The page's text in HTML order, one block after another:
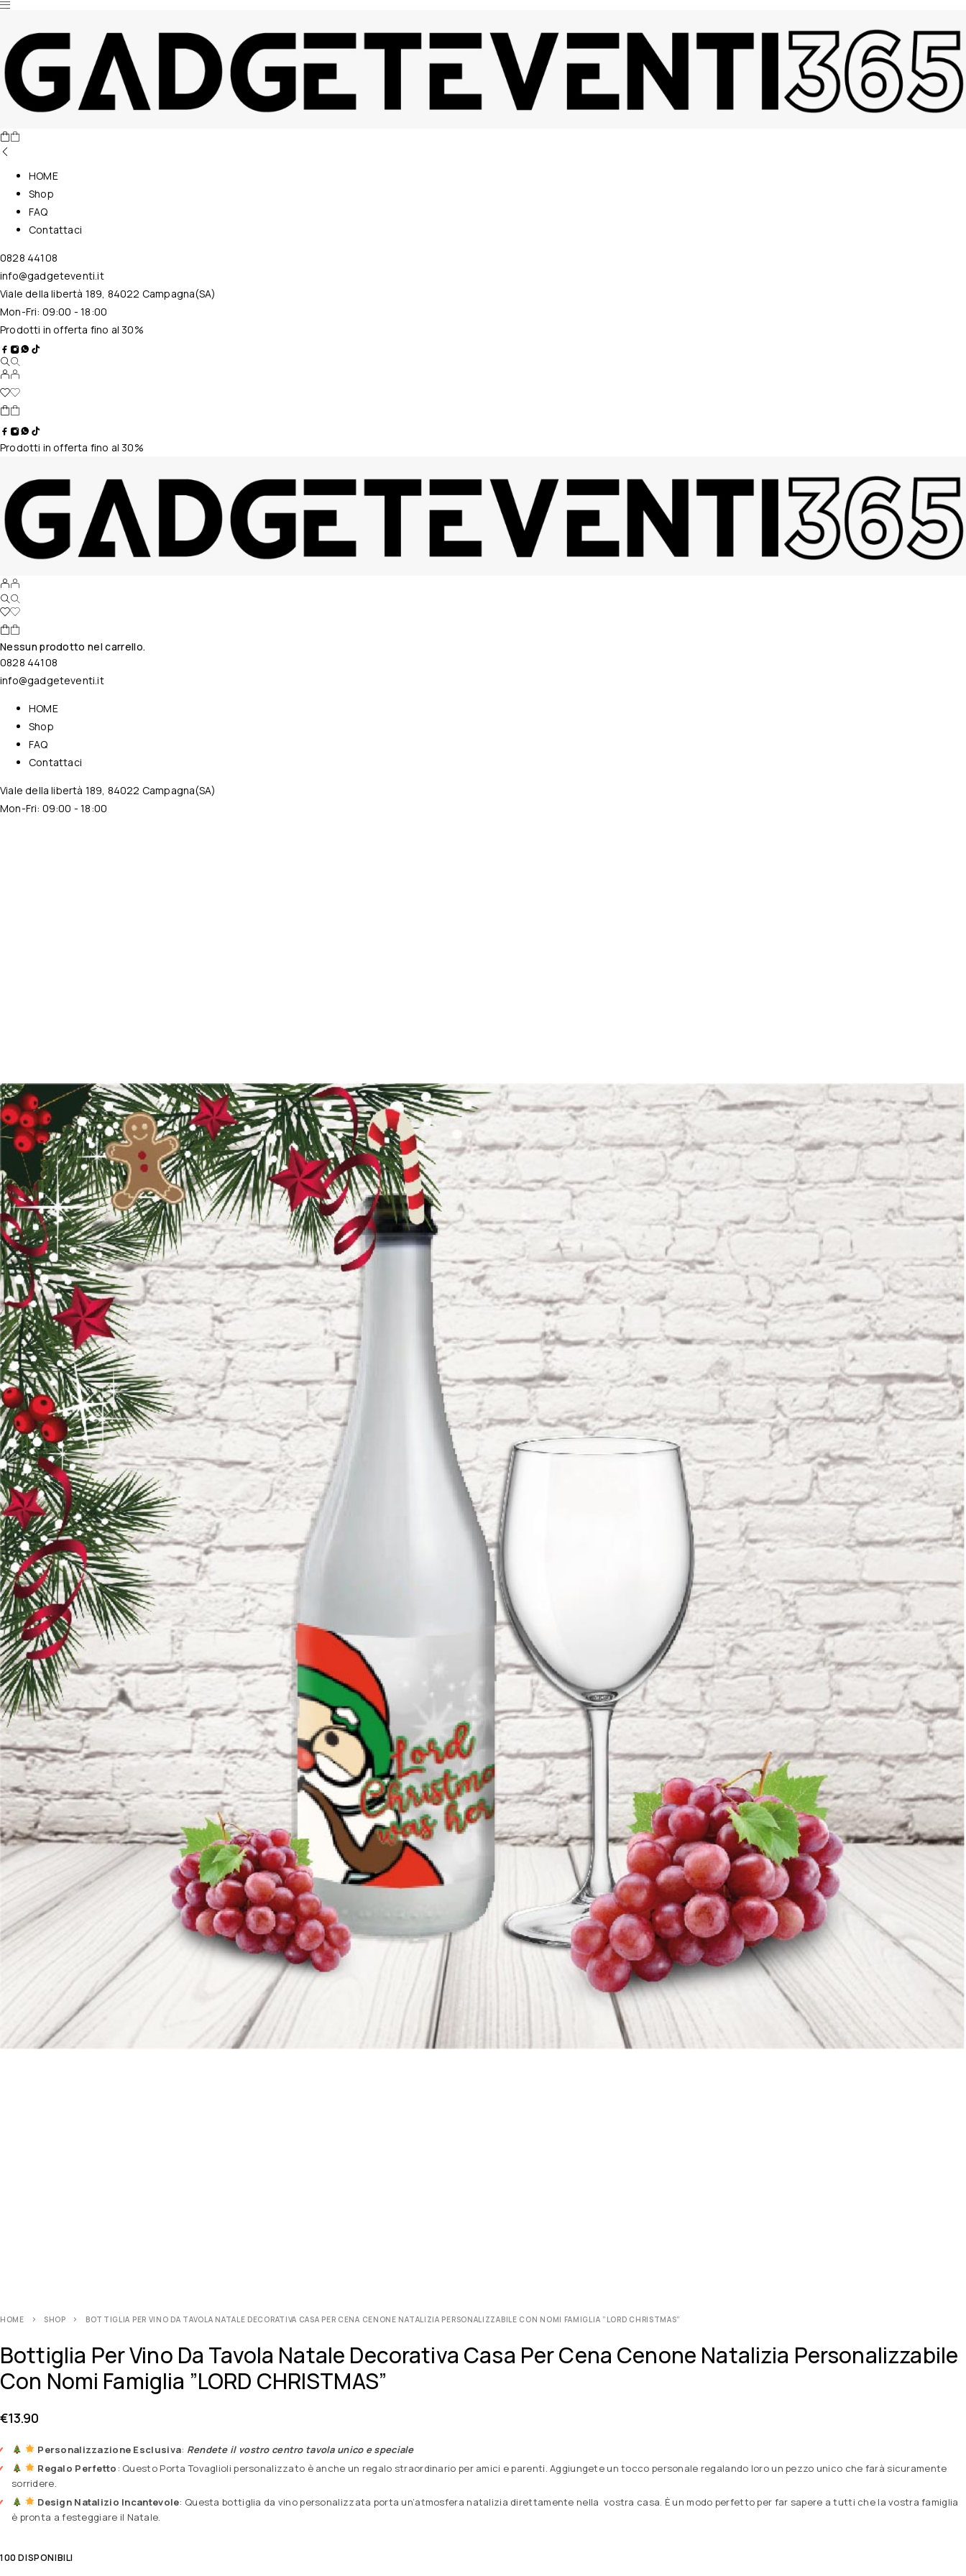
Nessun prodotto nel carrello.
HOME
Shop
FAQ
Contattaci
0828 44108
info@gadgeteventi.it
Viale della libertà 189, 84022 Campagna(SA)
Mon-Fri: 09:00 - 18:00
Prodotti in offerta fino al 30%
Prodotti in offerta fino al 30%
Nessun prodotto nel carrello.
0828 44108
info@gadgeteventi.it
HOME
Shop
FAQ
Contattaci
Viale della libertà 189, 84022 Campagna(SA)
Mon-Fri: 09:00 - 18:00
HOME SHOP BOTTIGLIA PER VINO DA TAVOLA NATALE DECORATIVA CASA PER CENA CENONE NATALIZIA PERSONALIZZABILE CON NOMI FAMIGLIA ”LORD CHRISTMAS”
Bottiglia Per Vino Da Tavola Natale Decorativa Casa Per Cena Cenone Natalizia Personalizzabile
Con Nomi Famiglia ”LORD CHRISTMAS”
€13.90
Personalizzazione Esclusiva: Rendete il vostro centro tavola unico e speciale
Regalo Perfetto : Questo Porta Tovaglioli personalizzato è anche un regalo straordinario per amici e parenti. Aggiungete un tocco personale regalando loro un pezzo unico che farà sicuramente
sorridere.
Design Natalizio Incantevole: Questa bottiglia da vino personalizzata porta un’atmosfera natalizia direttamente nella vostra casa. È un modo perfetto per far sapere a tutti che la vostra famiglia
è pronta a festeggiare il Natale.
100 DISPONIBILI